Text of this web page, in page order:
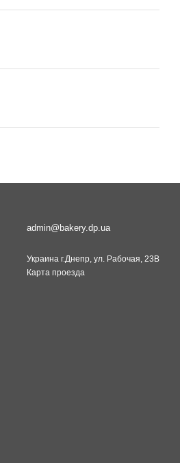
admin@bakery.dp.ua
Украина г.Днепр, ул. Рабочая, 23В
Карта проезда